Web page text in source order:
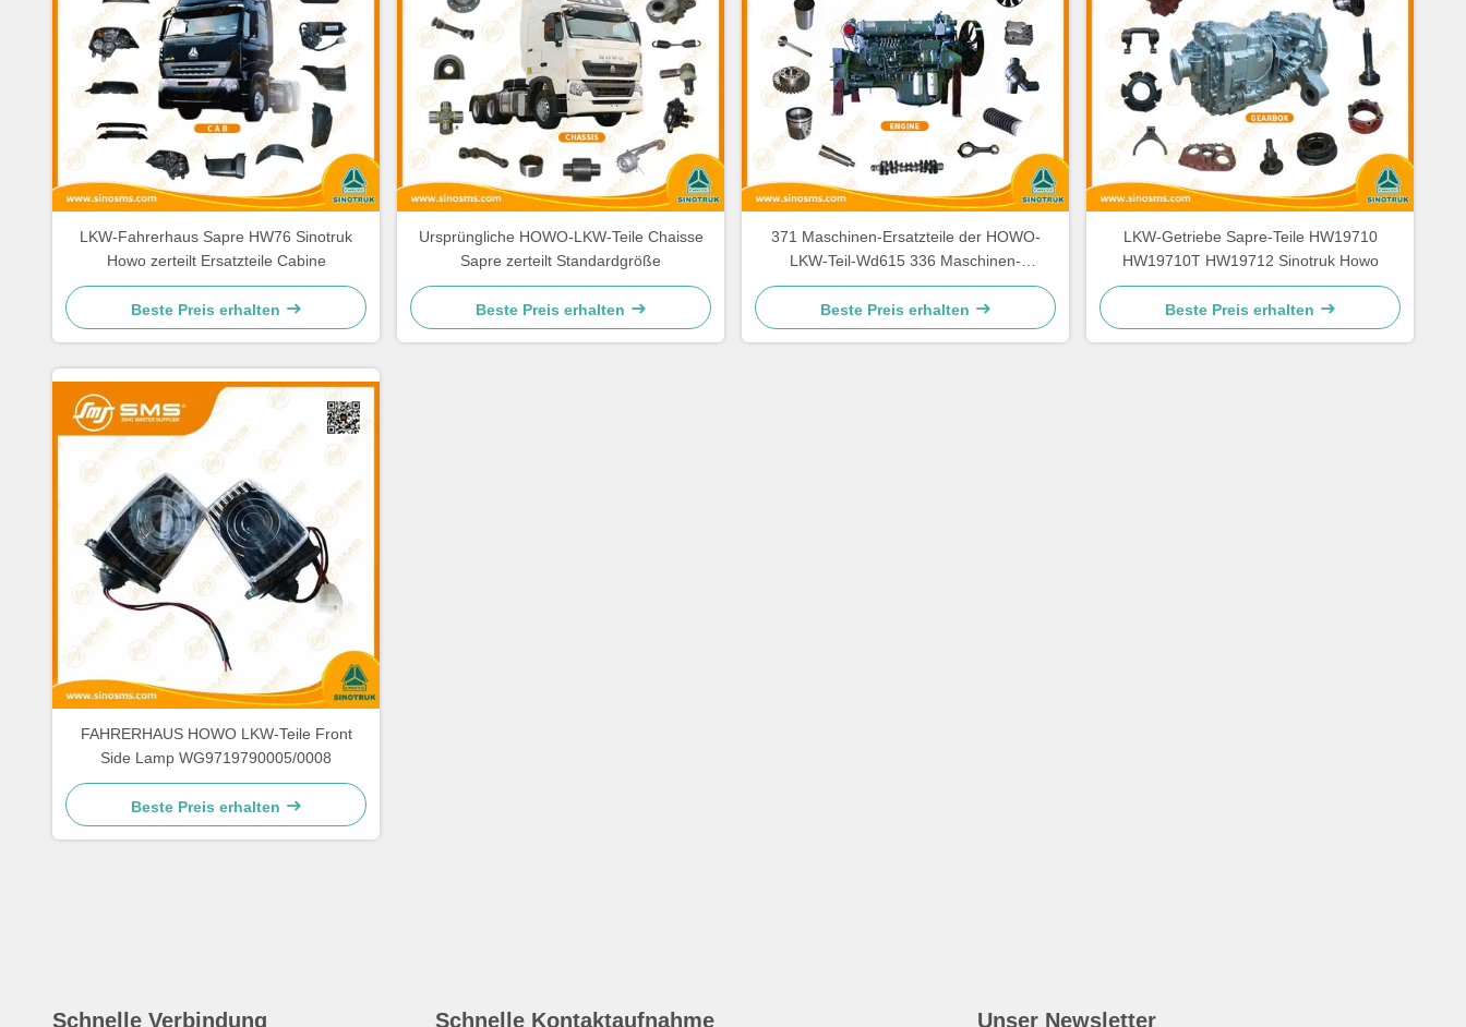
LKW-Fahrerhaus Sapre HW76 Sinotruk
Howo zerteilt Ersatzteile Cabine
Beste Preis erhalten
Ursprüngliche HOWO-LKW-Teile Chaisse
Sapre zerteilt Standardgröße
Beste Preis erhalten
371 Maschinen-Ersatzteile der HOWO-
LKW-Teil-Wd615 336 Maschinen-
Ersatzteile
Beste Preis erhalten
LKW-Getriebe Sapre-Teile HW19710
HW19710T HW19712 Sinotruk Howo
Beste Preis erhalten
FAHRERHAUS HOWO LKW-Teile Front
Side Lamp WG9719790005/0008
Beste Preis erhalten
Schnelle Verbindung Schnelle Kontaktaufnahme Unser Newsletter